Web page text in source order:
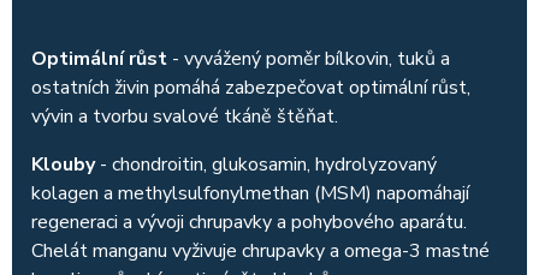
Optimální růst - vyvážený poměr bílkovin, tuků a
ostatních živin pomáhá zabezpečovat optimální růst,
vývin a tvorbu svalové tkáně štěňat.
Klouby- chondroitin, glukosamin, hydrolyzovaný
kolagen a methylsulfonylmethan (MSM) napomáhají
regeneraci a vývoji chrupavky a pohybového aparátu.
Chelát manganu vyživuje chrupavky a omega-3 mastné